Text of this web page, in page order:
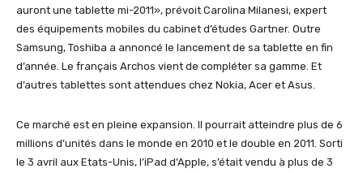
auront une tablette mi-2011», prévoit Carolina Milanesi, expert
des équipements mobiles du cabinet d’études Gartner. Outre
Samsung, Toshiba a annoncé le lancement de sa tablette en fin
d’année. Le français Archos vient de compléter sa gamme. Et
d’autres tablettes sont attendues chez Nokia, Acer et Asus.
Ce marché est en pleine expansion. Il pourrait atteindre plus de 6
millions d’unités dans le monde en 2010 et le double en 2011. Sorti
le 3 avril aux Etats-Unis, l’iPad d’Apple, s’était vendu à plus de 3